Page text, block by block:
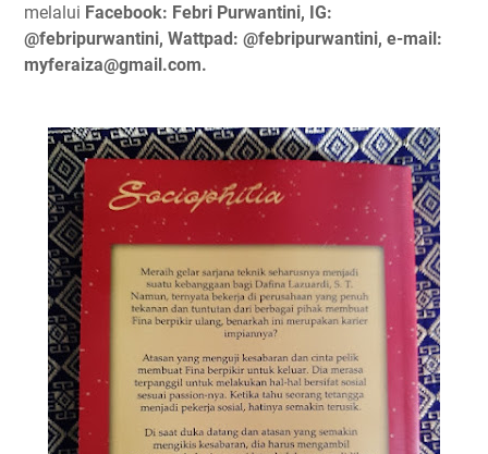
melalui Facebook: Febri Purwantini, IG:
@febripurwantini, Wattpad: @febripurwantini, e-mail:
myferaiza@gmail.com.